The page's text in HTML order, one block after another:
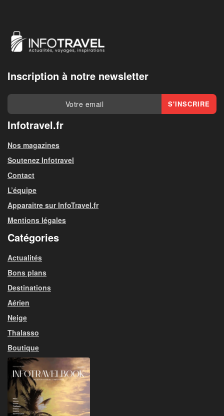
Inscription à notre newsletter
Infotravel.fr
Nos magazines
Soutenez Infotravel
Contact
L’équipe
Apparaitre sur InfoTravel.fr
Mentions légales
Catégories
Actualités
Bons plans
Destinations
Aérien
Neige
Thalasso
Boutique